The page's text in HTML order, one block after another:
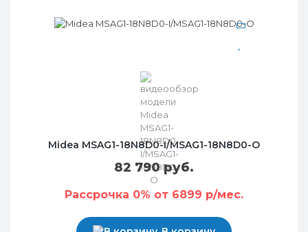
Midea MSAG1-18N8D0-I/MSAG1-18N8D0-O
82 790 руб.
Рассрочка 0% от 6899 р/мес.